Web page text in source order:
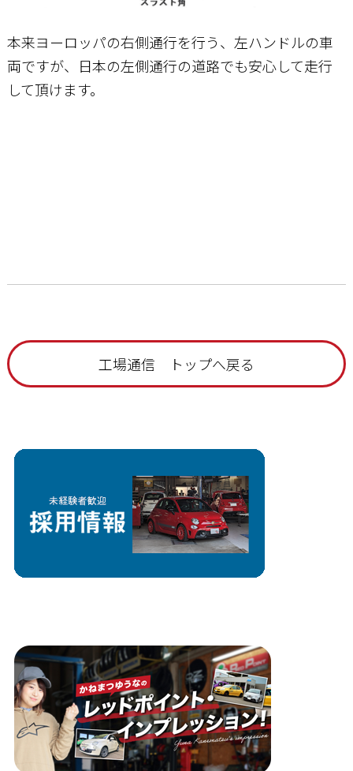
本来ヨーロッパの右側通行を行う、左ハンドルの車
両ですが、日本の左側通行の道路でも安心して走行
して頂けます。
工場通信 トップへ戻る